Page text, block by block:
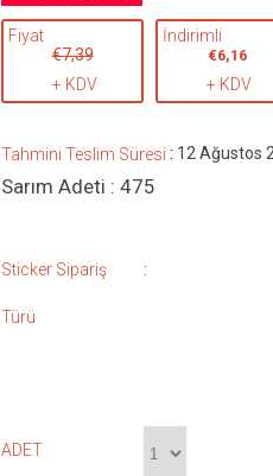
Fiyat
€7,39
+ KDV
İndirimli
€6,16
+ KDV
Tahmini Teslim Süresi : 12 Ağustos
Sarım Adeti : 475
Sticker Sipariş
Türü
:
ADET